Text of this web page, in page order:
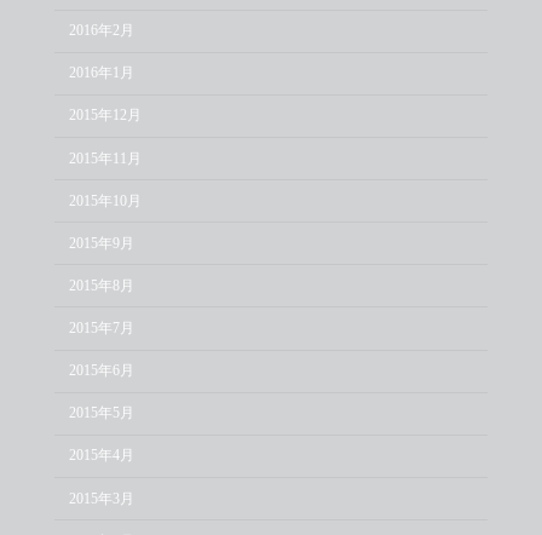
2016年2月
2016年1月
2015年12月
2015年11月
2015年10月
2015年9月
2015年8月
2015年7月
2015年6月
2015年5月
2015年4月
2015年3月